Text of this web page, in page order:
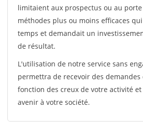
limitaient aux prospectus ou au porte
méthodes plus ou moins efficaces
temps et demandait un
de résultat.
L'utilisation de notre service sans
permettra de recevoir des demandes
fonction des creux de votre activité
avenir à votre société.